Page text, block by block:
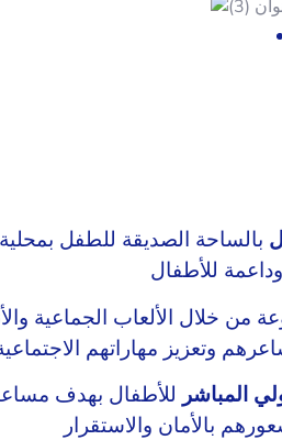
بالساحة الصديقة للطفل بمحلية
من خلال الألعاب الجماعية
المباشر للأطفال بهدف